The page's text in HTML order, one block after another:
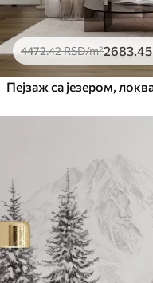
4472.42RSD/m²2683.45